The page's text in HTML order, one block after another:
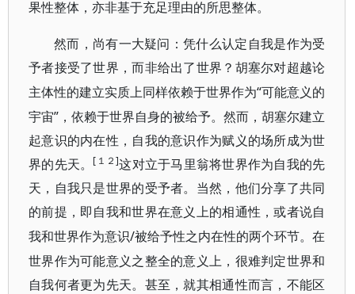
果性整体，亦非基于充足理由的所思整体。
然而，尚有一大疑问：凭什么认定自我是作为受
予者接受了世界，而非给出了世界？胡塞尔对超越论
主体性的建立实质上同样依赖于世界作为“可能意义的
宇宙”，依赖于世界自身的被给予。然而，胡塞尔建立
起意识的内在性，自我的意识作为赋义的场所成为世
界的先天。
[１２]这对立于马里翁将世界作为自我的先
天，自我只是世界的受予者。当然，他们分享了共同
的前提，即自我和世界在意义上的相通性，或者说自
我和世界作为意识/被给予性之内在性的两个环节。在
世界作为可能意义之整全的意义上，很难判定世界和
自我何者更为先天。甚至，就其相通性而言，不能区